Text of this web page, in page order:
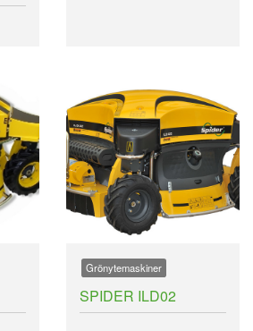
Grönytemaskiner
SPIDER ILD02